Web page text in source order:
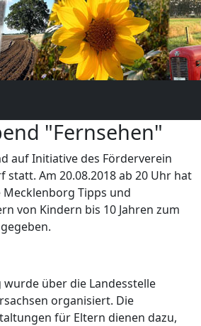
"Fernsehen"
auf Initiative des Förderverein
statt. Am 20.08.2018 ab 20 Uhr hat
Tipps und
von Kindern bis 10 Jahren zum
über die Landesstelle
organisiert. Die
für Eltern dienen dazu,